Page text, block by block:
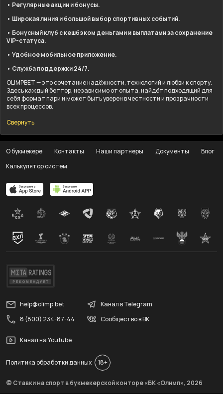
• Регулярные акции и бонусы.
• Широкая линия и большой выбор спортивных событий.
• Бонусный клуб с кешбэком деньгами и выплатами за сохранение
VIP-статуса.
• Удобное мобильное приложение.
• Служба поддержки 24/7.
OLIMPBET — это сочетание надёжности, технологий и любви к спорту.
Здесь каждый беттор, независимо от опыта, найдёт подходящий для
себя формат пари и может быть уверен в честности и прозрачности
всех процессов.
Свернуть
О букмекере Контакты Наши партнеры Документы
Блог
Калькулятор систем
help@olimp.bet
8 (800) 234-87-44
Канал в Telegram
Сообщество в ВК
Канал на Youtube
Политика обработки данных 18+
© Ставки на спорт в букмекерской конторе «БК «Олимп», 2026